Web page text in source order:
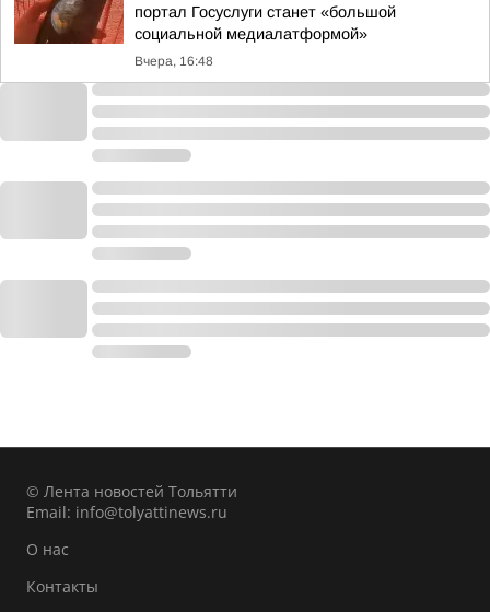
портал Госуслуги станет «большой
социальной медиалатформой»
Вчера, 16:48
© Лента новостей Тольятти
Email: info@tolyattinews.ru
О нас
Контакты